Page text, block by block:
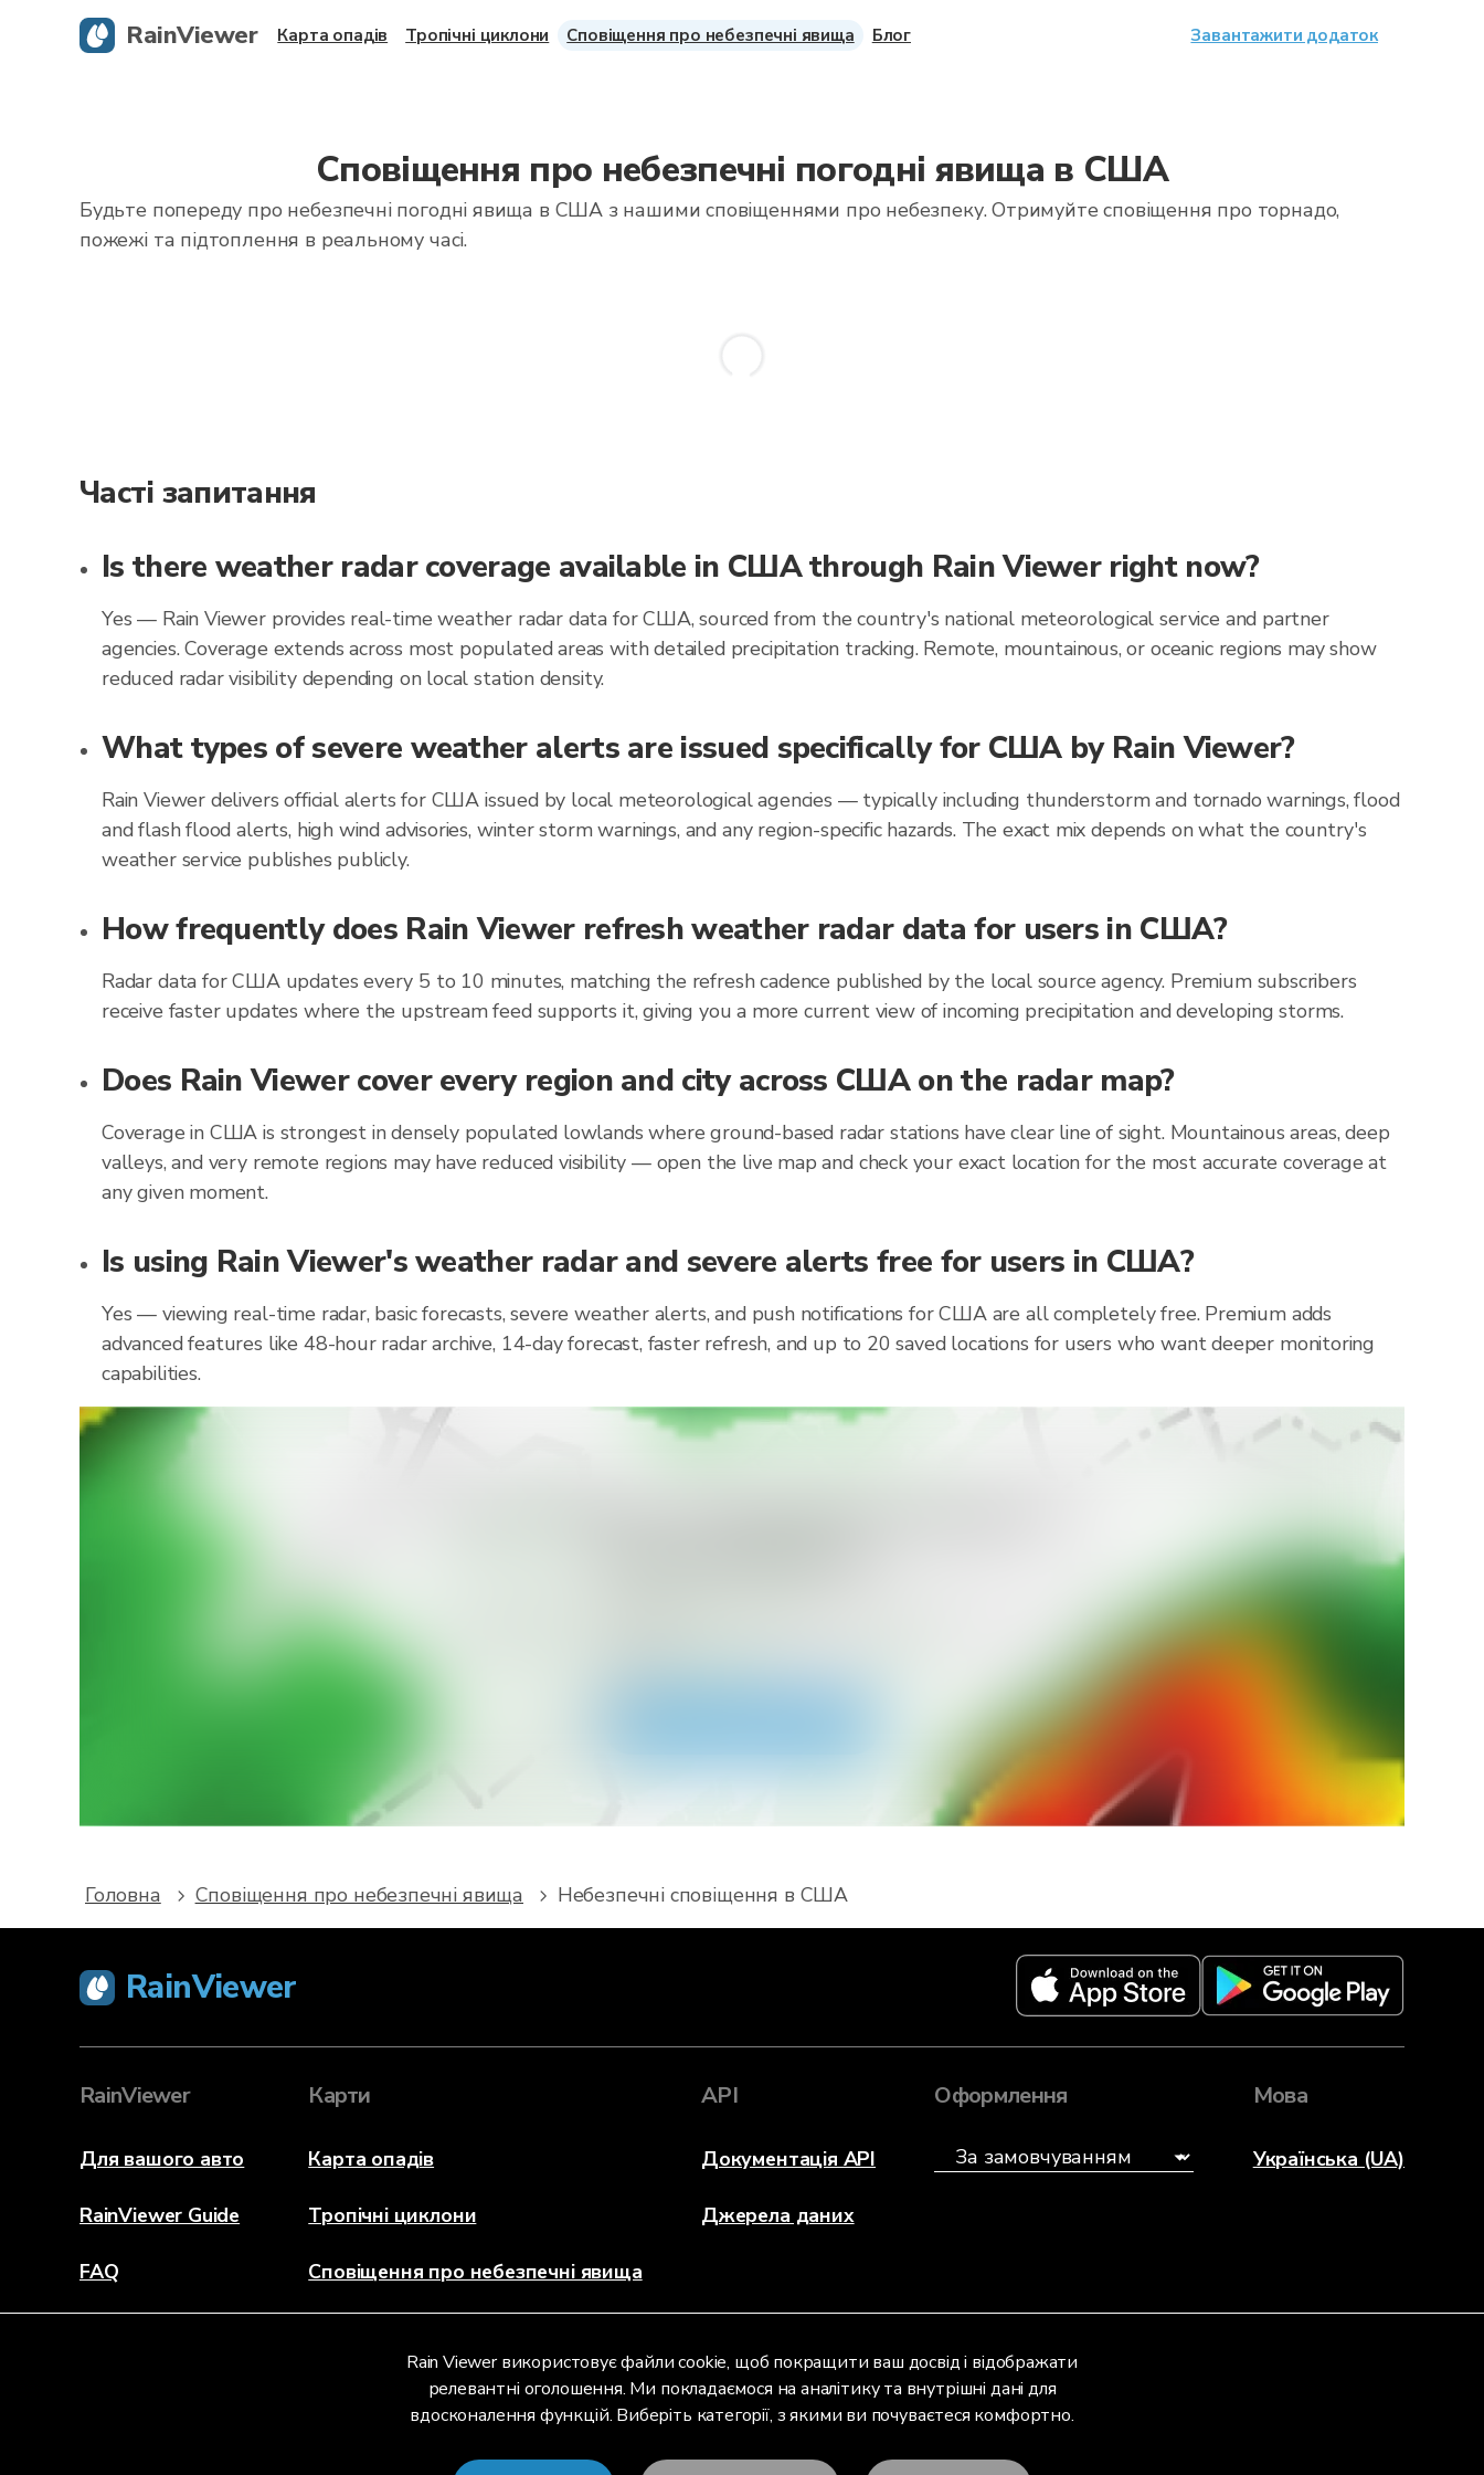
Сповіщення про небезпечні погодні явища в США
Будьте попереду про небезпечні погодні явища в США з нашими сповіщеннями про небезпеку. Отримуйте сповіщення про торнадо,
пожежі та підтоплення в реальному часі.
Часті запитання
Is there weather radar coverage available in США through Rain Viewer right now?
Yes — Rain Viewer provides real-time weather radar data for США, sourced from the country's national meteorological service and partner
agencies. Coverage extends across most populated areas with detailed precipitation tracking. Remote, mountainous, or oceanic regions may show
reduced radar visibility depending on local station density.
What types of severe weather alerts are issued specifically for США by Rain Viewer?
Rain Viewer delivers official alerts for США issued by local meteorological agencies — typically including thunderstorm and tornado warnings, flood
and flash flood alerts, high wind advisories, winter storm warnings, and any region-specific hazards. The exact mix depends on what the country's
weather service publishes publicly.
How frequently does Rain Viewer refresh weather radar data for users in США?
Radar data for США updates every 5 to 10 minutes, matching the refresh cadence published by the local source agency. Premium subscribers
receive faster updates where the upstream feed supports it, giving you a more current view of incoming precipitation and developing storms.
Does Rain Viewer cover every region and city across США on the radar map?
Coverage in США is strongest in densely populated lowlands where ground-based radar stations have clear line of sight. Mountainous areas, deep
valleys, and very remote regions may have reduced visibility — open the live map and check your exact location for the most accurate coverage at
any given moment.
Is using Rain Viewer's weather radar and severe alerts free for users in США?
Yes — viewing real-time radar, basic forecasts, severe weather alerts, and push notifications for США are all completely free. Premium adds
advanced features like 48-hour radar archive, 14-day forecast, faster refresh, and up to 20 saved locations for users who want deeper monitoring
capabilities.
Rain Viewer використовує файли cookie, щоб покращити ваш досвід і відображати
релевантні оголошення. Ми покладаємося на аналітику та внутрішні дані для
вдосконалення функцій. Виберіть категорії, з якими ви почуваєтеся комфортно.
Головна Сповіщення про небезпечні явища Небезпечні сповіщення в США
RainViewer
RainViewer
Для вашого авто
RainViewer Guide
FAQ
Карти
Карта опадів
Тропічні циклони
Сповіщення про небезпечні явища
API
Документація API
Джерела даних
Оформлення Мова
Українська (UA)
RainViewer Карта опадів Тропічні циклони Сповіщення про небезпечні явища Блог Завантажити додаток